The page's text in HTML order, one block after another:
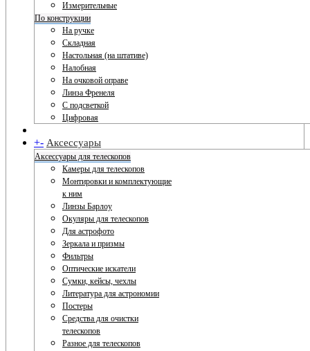
Измерительные
По конструкции
На ручке
Складная
Настольная (на штативе)
Налобная
На очковой оправе
Линза Френеля
С подсветкой
Цифровая
+- Аксессуары
Аксессуары для телескопов
Камеры для телескопов
Монтировки и комплектующие
к ним
Линзы Барлоу
Окуляры для телескопов
Для астрофото
Зеркала и призмы
Фильтры
Оптические искатели
Сумки, кейсы, чехлы
Литература для астрономии
Постеры
Средства для очистки
телескопов
Разное для телескопов